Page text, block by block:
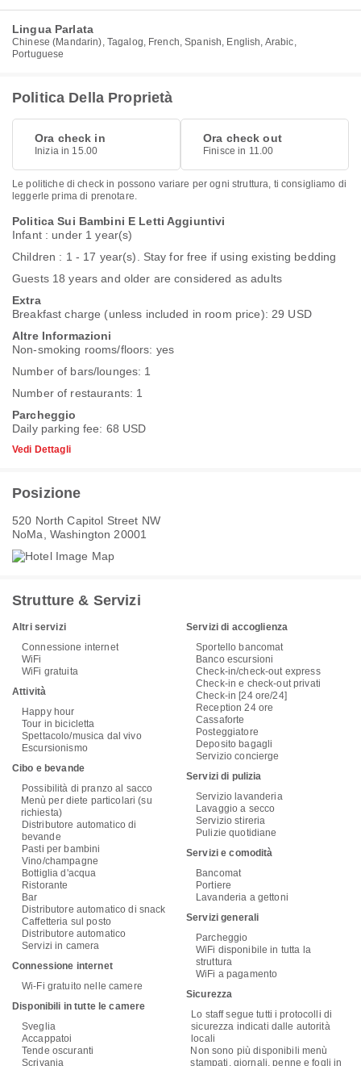
Lingua Parlata
Chinese (Mandarin), Tagalog, French, Spanish, English, Arabic,
Portuguese
Politica Della Proprietà
Ora check in
Inizia in 15.00
Ora check out
Finisce in 11.00
Le politiche di check in possono variare per ogni struttura, ti consigliamo di
leggerle prima di prenotare.
Politica Sui Bambini E Letti Aggiuntivi
Infant : under 1 year(s)
Children : 1 - 17 year(s). Stay for free if using existing bedding
Guests 18 years and older are considered as adults
Extra
Breakfast charge (unless included in room price): 29 USD
Altre Informazioni
Non-smoking rooms/floors: yes
Number of bars/lounges: 1
Number of restaurants: 1
Parcheggio
Daily parking fee: 68 USD
Vedi Dettagli
Posizione
520 North Capitol Street NW
NoMa, Washington 20001
Strutture & Servizi
Altri servizi
Connessione internet
WiFi
WiFi gratuita
Attività
Happy hour
Tour in bicicletta
Spettacolo/musica dal vivo
Escursionismo
Cibo e bevande
Possibilità di pranzo al sacco
Menù per diete particolari (su
richiesta)
Distributore automatico di
bevande
Pasti per bambini
Vino/champagne
Bottiglia d'acqua
Ristorante
Bar
Distributore automatico di snack
Caffetteria sul posto
Distributore automatico
Servizi in camera
Connessione internet
Wi-Fi gratuito nelle camere
Disponibili in tutte le camere
Sveglia
Accappatoi
Tende oscuranti
Scrivania
Servizi di accoglienza
Sportello bancomat
Banco escursioni
Check-in/check-out express
Check-in e check-out privati
Check-in [24 ore/24]
Reception 24 ore
Cassaforte
Posteggiatore
Deposito bagagli
Servizio concierge
Servizi di pulizia
Servizio lavanderia
Lavaggio a secco
Servizio stireria
Pulizie quotidiane
Servizi e comodità
Bancomat
Portiere
Lavanderia a gettoni
Servizi generali
Parcheggio
WiFi disponibile in tutta la
struttura
WiFi a pagamento
Sicurezza
Lo staff segue tutti i protocolli di
sicurezza indicati dalle autorità
locali
Non sono più disponibili menù
stampati, giornali, penne e fogli in